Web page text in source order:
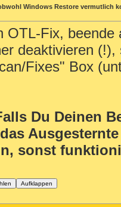
Windows Restore vermutlich
OTL-Fix,
deaktivieren
Fixes" Box
Du Deinen
sonst
Aufklappen